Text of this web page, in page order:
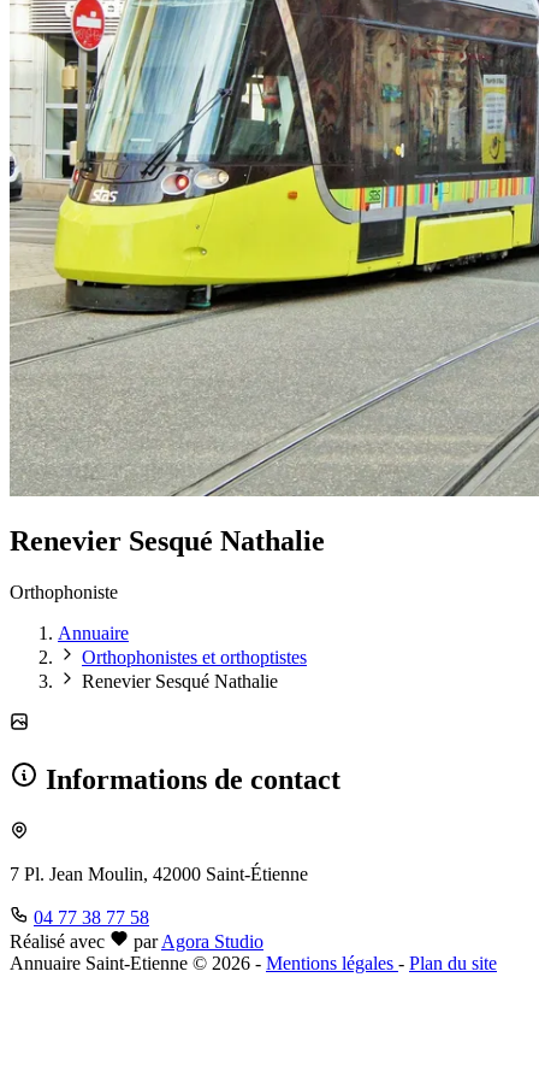
Renevier Sesqué Nathalie
Orthophoniste
Annuaire
Orthophonistes et orthoptistes
Renevier Sesqué Nathalie
Informations de contact
7 Pl. Jean Moulin, 42000 Saint-Étienne
04 77 38 77 58
Réalisé avec
par Agora Studio
Annuaire Saint-Etienne © 2026 - Mentions légales - Plan du site